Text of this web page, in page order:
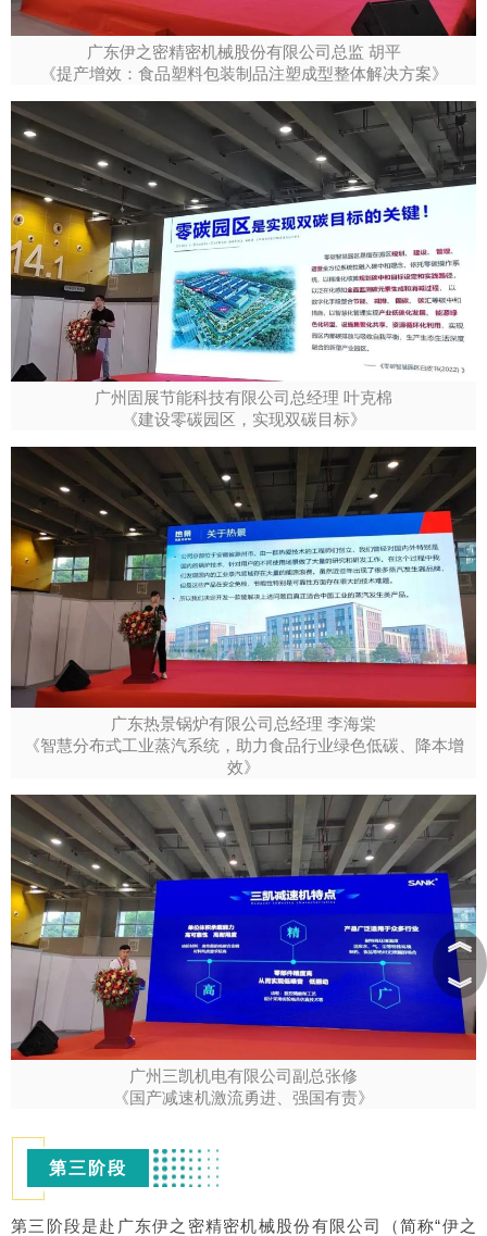
广东伊之密精密机械股份有限公司总监 胡平
《提产增效：食品塑料包装制品注塑成型整体解决方案》
广州固展节能科技有限公司总经理 叶克棉
《建设零碳园区，实现双碳目标》
广东热景锅炉有限公司总经理 李海棠
《智慧分布式工业蒸汽系统，助力食品行业绿色低碳、降本增
效》
广州三凯机电有限公司副总张修
《国产减速机激流勇进、强国有责》
第三阶段
第三阶段是赴广东伊之密精密机械股份有限公司（简称“伊之
︽
︾